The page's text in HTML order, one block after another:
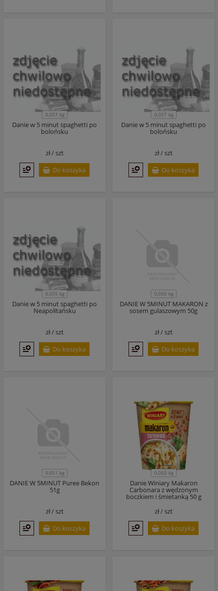
0,057 kg
Danie w 5 minut spaghetti po
bolońsku
zł /szt
Do koszyka
0,057 kg
Danie w 5 minut spaghetti po
bolońsku
zł /szt
Do koszyka
0,055 kg
Danie w 5 minut spaghetti po
Neapolitańsku
zł /szt
Do koszyka
0,050 kg
DANIE W 5MINUT MAKARON z
sosem gulaszowym 50g
zł /szt
Do koszyka
0,051 kg
DANIE W 5MINUT Puree Bekon
51g
zł /szt
Do koszyka
0,050 kg
Danie Winiary Makaron
Carbonara z wędzonym
boczkiem i śmietanką 50 g
zł /szt
Do koszyka